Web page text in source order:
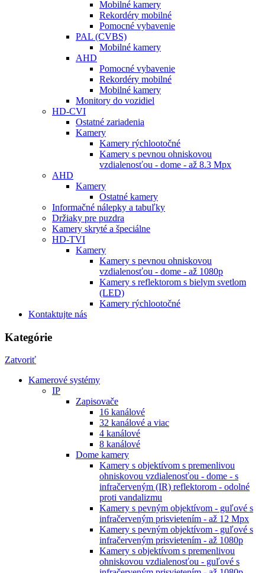
Mobilné kamery
Rekordéry mobilné
Pomocné vybavenie
PAL (CVBS)
Mobilné kamery
AHD
Pomocné vybavenie
Rekordéry mobilné
Mobilné kamery
Monitory do vozidiel
HD-CVI
Ostatné zariadenia
Kamery
Kamery rýchlootočné
Kamery s pevnou ohniskovou
vzdialenosťou - dome - až 8.3 Mpx
AHD
Kamery
Ostatné kamery
Informačné nálepky a tabuľky
Držiaky pre puzdra
Kamery skryté a špeciálne
HD-TVI
Kamery
Kamery s pevnou ohniskovou
vzdialenosťou - dome - až 1080p
Kamery s reflektorom s bielym svetlom
(LED)
Kamery rýchlootočné
Kontaktujte nás
Kategórie
Zatvoriť
Kamerové systémy
IP
Zapisovače
16 kanálové
32 kanálové a viac
4 kanálové
8 kanálové
Dome kamery
Kamery s objektívom s premenlivou
ohniskovou vzdialenosťou - dome - s
infračerveným (IR) reflektorom - odolné
proti vandalizmu
Kamery s pevným objektívom - guľové s
infračerveným prisvietením - až 12 Mpx
Kamery s pevným objektívom - guľové s
infračerveným prisvietením - až 1080p
Kamery s objektívom s premenlivou
ohniskovou vzdialenosťou - guľové s